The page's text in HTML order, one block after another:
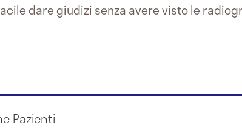
dare giudizi senza avere visto le
Pazienti